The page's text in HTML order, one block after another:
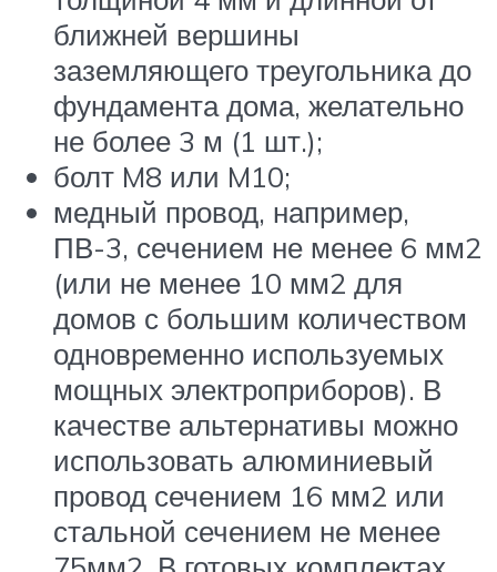
ближней вершины
заземляющего треугольника до
фундамента дома, желательно
не более 3 м (1 шт.);
болт M8 или M10;
медный провод, например,
ПВ-3, сечением не менее 6 мм2
(или не менее 10 мм2 для
домов с большим количеством
одновременно используемых
мощных электроприборов). В
качестве альтернативы можно
использовать алюминиевый
провод сечением 16 мм2 или
стальной сечением не менее